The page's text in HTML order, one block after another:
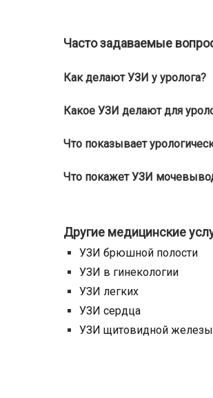
Часто задаваемые
Как делают УЗИ у уролога?
Какое УЗИ делают для
Что показывает
Что покажет УЗИ
Другие медицинские
УЗИ брюшной полости
УЗИ в гинекологии
УЗИ легких
УЗИ сердца
УЗИ щитовидной железы